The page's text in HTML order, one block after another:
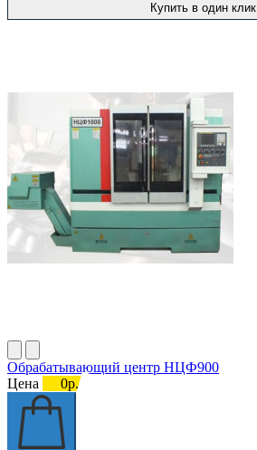
Купить в один клик
Обрабатывающий центр НЦФ900
Цена
0р.